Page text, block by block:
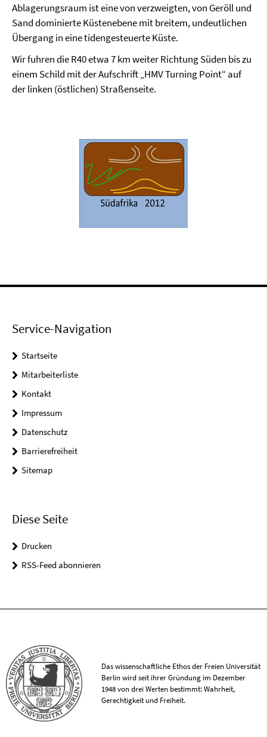
Ablagerungsraum ist eine von verzweigten, von Geröll und
Sand dominierte Küstenebene mit breitem, undeutlichen
Übergang in eine tidengesteuerte Küste.
Wir fuhren die R40 etwa 7 km weiter Richtung Süden bis zu
einem Schild mit der Aufschrift „HMV Turning Point“ auf
der linken (östlichen) Straßenseite.
Service-Navigation
Startseite
Mitarbeiterliste
Kontakt
Impressum
Datenschutz
Barrierefreiheit
Sitemap
Diese Seite
Drucken
RSS-Feed abonnieren
Das wissenschaftliche Ethos der Freien Universität
Berlin wird seit ihrer Gründung im Dezember
1948 von drei Werten bestimmt: Wahrheit,
Gerechtigkeit und Freiheit.